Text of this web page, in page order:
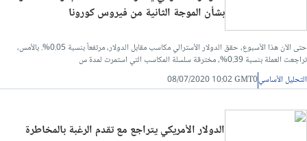
بشأن الموجة الثانية من فيروس كورونا
حتى الآن هذا الأسبوع، حقق الدولار الأسترالي مكاسب مقابل الدولار، مرتفعاً بنسبة 0.05%. بالأمس،
تراجعت العملة بنسبة 0.39%، مخترقة سلسلة المكاسب التي استمرت لمدة س
التحليل الأساسي08/07/2020 10:02 GMT0
الدولار الأمريكي يتراجع مع تقدم الرغبة بالمخاطرة